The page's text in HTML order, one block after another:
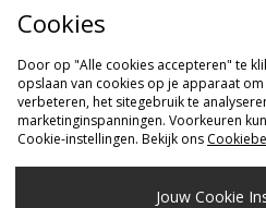
Cookies
Door op "Alle cookies accepteren" te
opslaan van cookies op je apparaat
verbeteren, het sitegebruik te
marketinginspanningen. Voorkeuren
Cookie-instellingen. Bekijk ons
Jouw Cookie